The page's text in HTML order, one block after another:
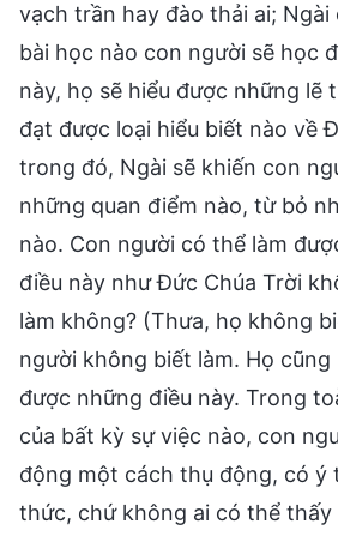
vạch trần hay đào thải ai;
bài học nào con người sẽ học
này, họ sẽ hiểu được những lẽ
đạt được loại hiểu biết nào về
trong đó, Ngài sẽ khiến con
những quan điểm nào, từ bỏ
nào. Con người có thể làm
điều này như Đức Chúa Trời
làm không? (Thưa, họ không
người không biết làm. Họ
được những điều này. Trong
của bất kỳ sự việc nào, con
động một cách thụ động, có ý
thức, chứ không ai có thể